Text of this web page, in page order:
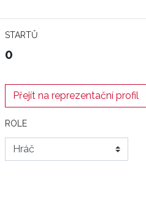
STARTŮ
0
Přejít na reprezentační profil
ROLE